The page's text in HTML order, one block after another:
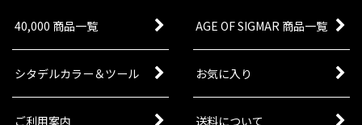
ー」シルヴァネスアーミーに加わる、マルチオプ
ヴ・ドゥーム』収録のミ…
[シルヴァネス] スパイトライダー・ランサー
40,000 商品一覧 AGE OF SIGMAR 商品一覧
シタデルカラー＆ツール お気に入り
ご利用案内 送料について